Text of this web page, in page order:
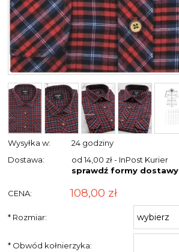
Wysyłka w:
24 godziny
Dostawa:
od 14,00 zł - InPost Kurier
sprawdź formy dostawy
CENA: 108,00 zł
* Rozmiar:
* Obwód kołnierzyka: